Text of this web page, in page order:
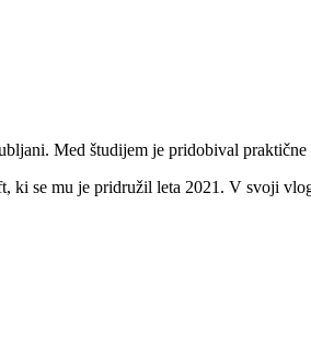
Med študijem je pridobival
se mu je pridružil leta 2021. V svoji